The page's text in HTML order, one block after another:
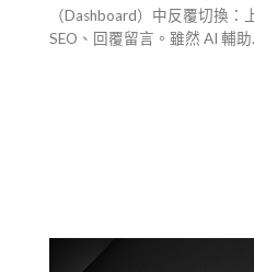
（Dashboard）中反覆切換
SEO、回覆留言。雖然 AI 輔助